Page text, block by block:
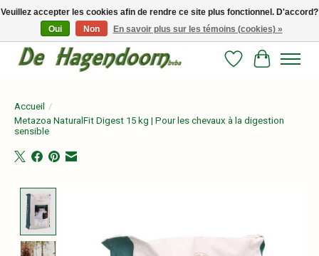
Persoonlijk advies en betrouwbare voeding voor jouw paard!
Liste dePanier
Accueil /
Metazoa NaturalFit Digest 15 kg | Pour les chevaux à la digestion
sensible
Veuillez accepter les cookies afin de rendre ce site plus fonctionnel. D'accord?
Oui
Non En savoir plus sur les témoins (cookies) »